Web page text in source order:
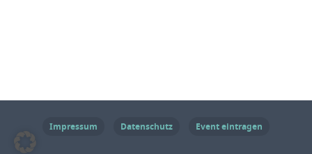
Impressum Datenschutz Event eintragen